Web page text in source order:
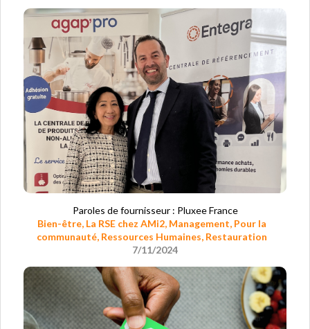
Paroles de fournisseur : Pluxee France
Bien-être, La RSE chez AMi2, Management, Pour la
communauté, Ressources Humaines, Restauration
7/11/2024